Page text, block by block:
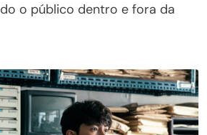
o público dentro e fora da